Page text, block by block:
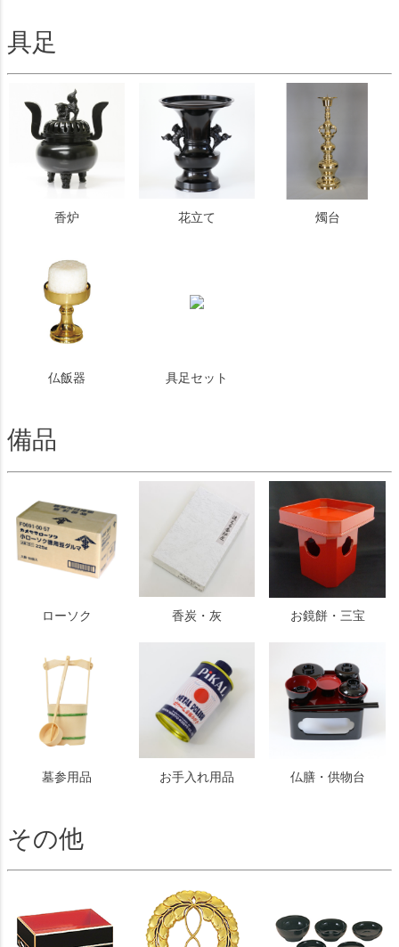
具足
香炉 花立て 燭台
仏飯器 具足セット
備品
ローソク 香炭・灰 お鏡餅・三宝
墓参用品 お手入れ用品 仏膳・供物台
その他